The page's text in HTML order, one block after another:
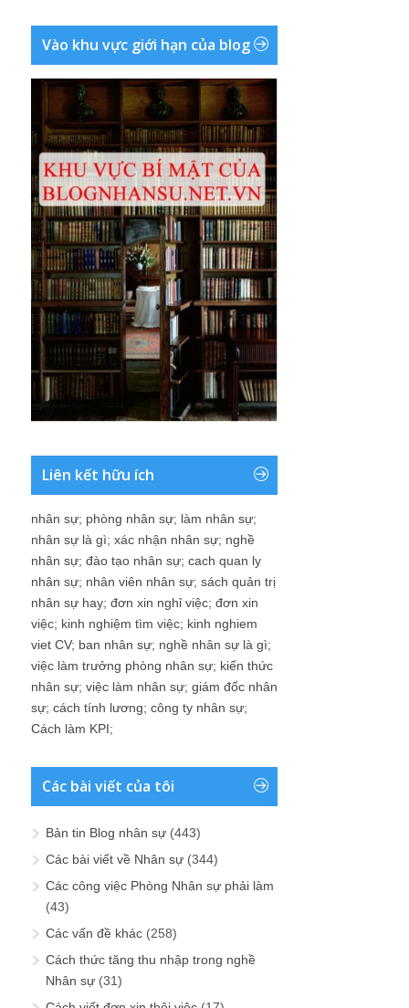
Vào khu vực giới hạn của blog
Liên kết hữu ích
nhân sự; phòng nhân sự; làm nhân sự;
nhân sự là gì; xác nhận nhân sự; nghề
nhân sự; đào tạo nhân sự; cach quan ly
nhân sự; nhân viên nhân sự; sách quản trị
nhân sự hay; đơn xin nghỉ việc; đơn xin
việc; kinh nghiệm tìm việc; kinh nghiem
viet CV; ban nhân sự; nghề nhân sự là gì;
việc làm trưởng phòng nhân sự; kiến thức
nhân sự; việc làm nhân sự; giám đốc nhân
sự; cách tính lương; công ty nhân sự;
Cách làm KPI;
Các bài viết của tôi
Bản tin Blog nhân sự (443)
Các bài viết về Nhân sự (344)
Các công việc Phòng Nhân sự phải làm
(43)
Các vấn đề khác (258)
Cách thức tăng thu nhập trong nghề
Nhân sự (31)